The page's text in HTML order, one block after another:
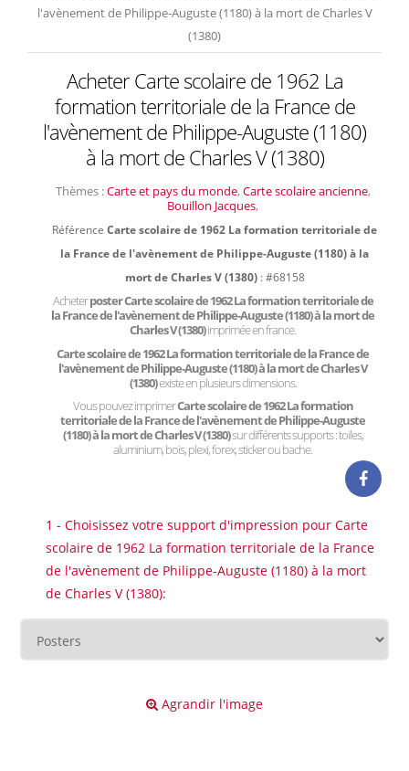
l'avènement de Philippe-Auguste (1180) à la mort de Charles V
(1380)
Acheter Carte scolaire de 1962 La
formation territoriale de la France de
l'avènement de Philippe-Auguste (1180)
à la mort de Charles V (1380)
Thèmes :Carte et pays du monde, Carte scolaire ancienne,
Bouillon Jacques,
Référence Carte scolaire de 1962 La formation territoriale de
la France de l'avènement de Philippe-Auguste (1180) à la
mort de Charles V (1380) : #68158
Acheterposter Carte scolaire de 1962 La formation territoriale de
la France de l'avènement de Philippe-Auguste (1180) à la mort de
Charles V (1380)imprimée en france.
Carte scolaire de 1962 La formation territoriale de la France de
l'avènement de Philippe-Auguste (1180) à la mort de Charles V
(1380)existe en plusieurs dimensions.
Vous pouvez imprimerCarte scolaire de 1962 La formation
territoriale de la France de l'avènement de Philippe-Auguste
(1180) à la mort de Charles V (1380)sur différents supports : toiles,
aluminium, bois, plexi, forex, sticker ou bache.
1 - Choisissez votre support d'impression pour Carte
scolaire de 1962 La formation territoriale de la France
de l'avènement de Philippe-Auguste (1180) à la mort
de Charles V (1380):
Agrandir l'image